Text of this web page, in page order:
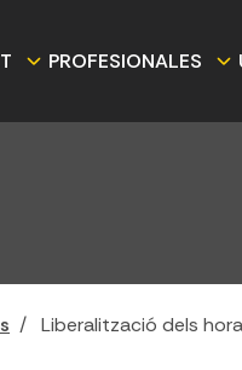
PROFESIONALES
Liberalització dels